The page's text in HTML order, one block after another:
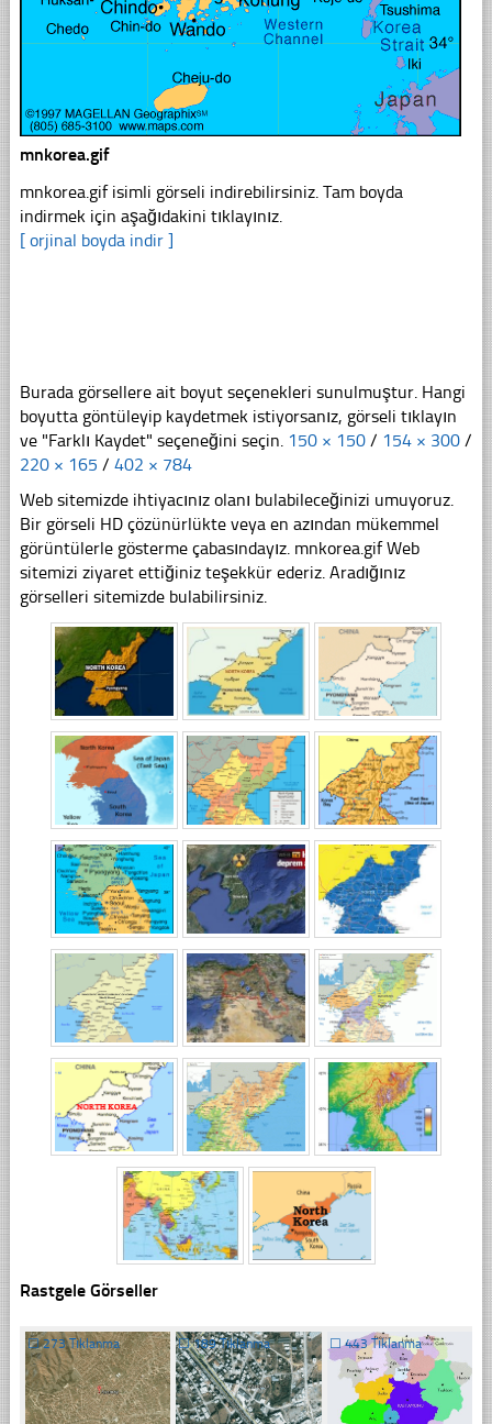
mnkorea.gif
mnkorea.gif isimli görseli indirebilirsiniz. Tam boyda
indirmek için aşağıdakini tıklayınız.
[ orjinal boyda indir ]
Burada görsellere ait boyut seçenekleri sunulmuştur. Hangi
boyutta göntüleyip kaydetmek istiyorsanız, görseli tıklayın
ve "Farklı Kaydet" seçeneğini seçin. 150 × 150 / 154 × 300 /
220 × 165 / 402 × 784
Web sitemizde ihtiyacınız olanı bulabileceğinizi umuyoruz.
Bir görseli HD çözünürlükte veya en azından mükemmel
görüntülerle gösterme çabasındayız. mnkorea.gif Web
sitemizi ziyaret ettiğiniz teşekkür ederiz. Aradığınız
görselleri sitemizde bulabilirsiniz.
Rastgele Görseller
☐273 Tıklanma ☐189 Tıklanma ☐443 Tıklanma